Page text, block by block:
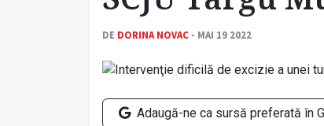
DE DORINA NOVAC - MAI 19 2022
Adaugă-ne ca sursă preferată în